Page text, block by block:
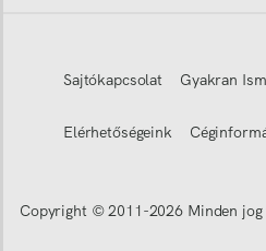
Sajtókapcsolat Gyakran
Elérhetőségeink
Copyright © 2011-2026 Minden